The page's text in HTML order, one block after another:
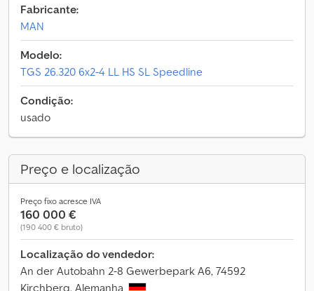
Fabricante:
MAN
Modelo:
TGS 26.320 6x2-4 LL HS SL Speedline
Condição:
usado
Preço e localização
Preço fixo acresce IVA
160 000 €
(190 400 € bruto)
Localização do vendedor:
An der Autobahn 2-8 Gewerbepark A6, 74592
Kirchberg, Alemanha